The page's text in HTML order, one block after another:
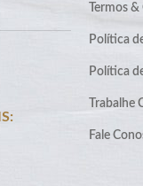
Termos &
Política
Política
Trabalhe
Fale